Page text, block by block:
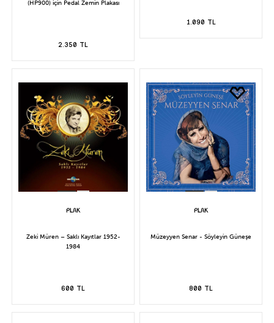
(HP900) için Pedal Zemin Plakası
2.350 TL
1.090 TL
Zeki Müren – Saklı Kayıtlar 1952-
1984
600 TL
Müzeyyen Senar - Söyleyin Güneşe
800 TL